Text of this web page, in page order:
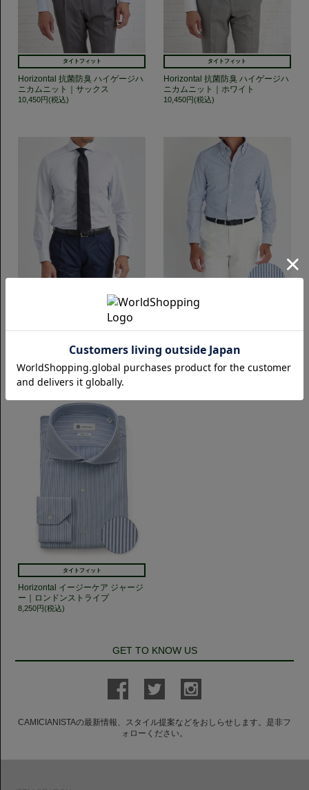
タイトフィット
Horizontal 抗菌防臭 ハイゲージハ
ニカムニット｜サックス
10,450円(税込)
タイトフィット
Horizontal 抗菌防臭 ハイゲージハ
ニカムニット｜ホワイト
10,450円(税込)
Horizontal 120番手双糸ジャージ
ー｜ストライプ
ButtonDown イージーケア ジャー
ジー｜ロンドンストライプ
8,250円(税込)
タイトフィット
Horizontal イージーケア ジャージ
ー｜ロンドンストライプ
8,250円(税込)
GET TO KNOW US
CAMICIANISTAの最新情報、スタイル提案などをおしらせします。是非フ
ォローください。